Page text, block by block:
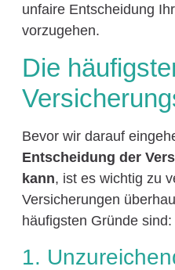
unfaire Entscheidung
vorzugehen.
Die
Bevor wir darauf
Entscheidung der
kann, ist es wichtig zu
Versicherungen
häufigsten Gründe sind:
1.